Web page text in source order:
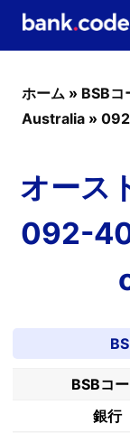
ホーム » BSBコ
Australia »
オース
092-
BSBコ
銀行